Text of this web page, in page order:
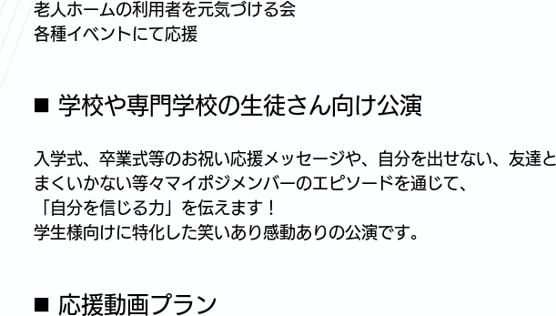
老人ホームの利用者を元気づける会
各種イベントにて応援
◼️ 学校や専門学校の生徒さん向け公演
入学式、卒業式等のお祝い応援メッセージや、自分を出せない、友達
まくいかない等々マイポジメンバーのエピソードを通じて、
「自分を信じる力」を伝えます！
学生様向けに特化した笑いあり感動ありの公演です。
◼️ 応援動画プラン